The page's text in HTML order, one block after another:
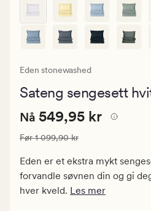
Eden stonewashed
Sateng sengesett
Nåværende
549,95
kr.
Vanlig
pris
Nåværende pris
Nå 549,95 kr
Vanlig pris 1 099,90 kr
Før1 099,90 kr
Eden er et ekstra mykt
forvandle søvnen din og gi
hver kveld. Les mer